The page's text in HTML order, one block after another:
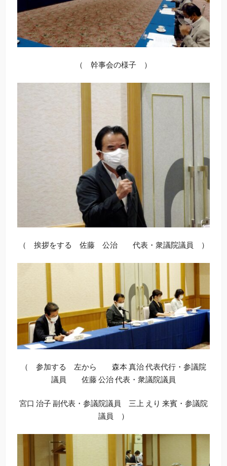
（ 幹事会の様子 ）
（ 挨拶をする 佐藤 公治 代表・衆議院議員 ）
（ 参加する 左から 森本 真治 代表代行・参議院
議員 佐藤 公治 代表・衆議院議員
宮口 治子 副代表・参議院議員 三上 えり 来賓・参議院
議員 ）